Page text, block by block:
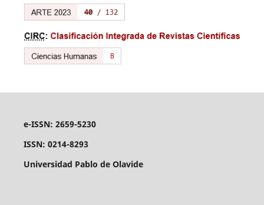
e-ISSN: 2659-5230
ISSN: 0214-8293
Universidad Pablo de Olavide